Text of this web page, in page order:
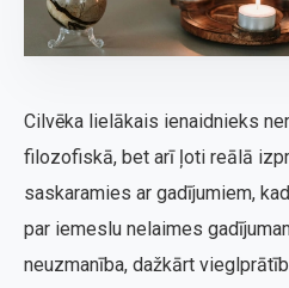
Cilvēka lielākais ienaidnieks
filozofiskā, bet arī ļoti reālā
saskaramies ar gadījumiem,
par iemeslu nelaimes
neuzmanība, dažkārt